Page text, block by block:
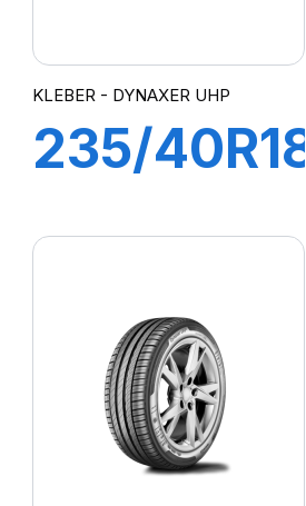
KLEBER - DYNAXER UHP
235/40R18
UHP